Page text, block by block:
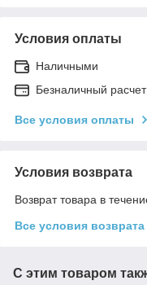
Условия оплаты
Наличными
Безналичный расчет
Все условия оплаты
Условия возврата
Возврат товара в
Все условия возврата
С этим товаром